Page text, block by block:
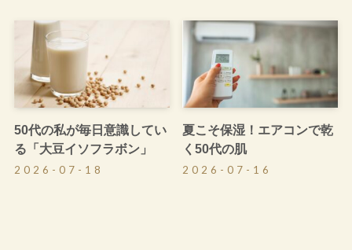
50代の私が毎日意識してい
る「大豆イソフラボン」
2026-07-18
夏こそ保湿！エアコンで乾
く50代の肌
2026-07-16